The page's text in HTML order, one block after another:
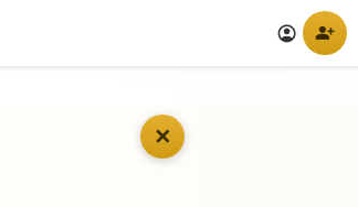
account_circle person_add
✕